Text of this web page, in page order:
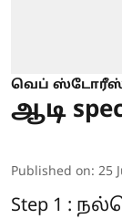
வெப்
ஆடி
Published on: 25
Step 1 :